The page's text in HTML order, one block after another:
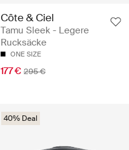
Côte & Ciel
Tamu Sleek - Legere
Rucksäcke
ONE SIZE
177 € 295 €
40% Deal